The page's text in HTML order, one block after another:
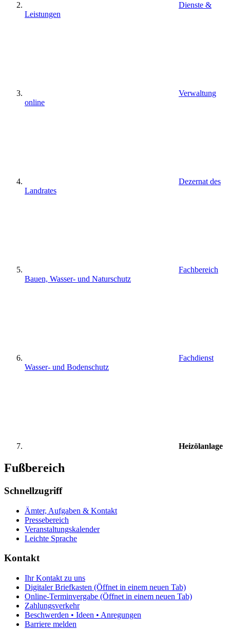
Dienste &
Leistungen
Verwaltung
online
Dezernat des
Landrates
Fachbereich
Bauen, Wasser- und Naturschutz
Fachdienst
Wasser- und Bodenschutz
Heizölanlage
Fußbereich
Schnellzugriff
Ämter, Aufgaben & Kontakt
Pressebereich
Veranstaltungskalender
Leichte Sprache
Kontakt
Ihr Kontakt zu uns
Digitaler Briefkasten (Öffnet in einem neuen Tab)
Online-Terminvergabe (Öffnet in einem neuen Tab)
Zahlungsverkehr
Beschwerden • Ideen • Anregungen
Barriere melden